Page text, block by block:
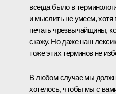
всегда было в
и мыслить не умеем, хотя
печать чрезвычайщины,
скажу. Но даже наш
тоже этих терминов не
В любом случае мы
хотелось, чтобы мы с